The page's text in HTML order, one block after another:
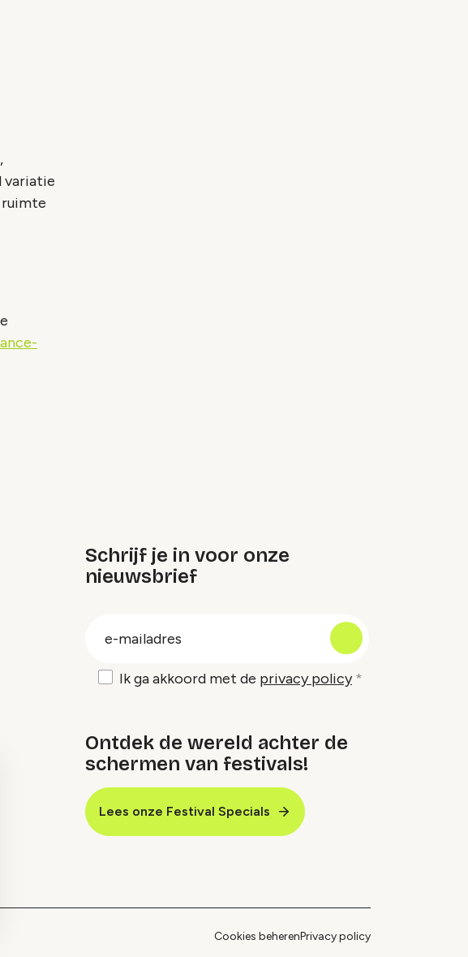
variatie
ruimte
Schrijf je in voor onze
nieuwsbrief
Ik ga akkoord met de privacy policy
Ontdek de wereld achter de
schermen van festivals!
Lees onze Festival Specials
Cookies beherenPrivacy policy